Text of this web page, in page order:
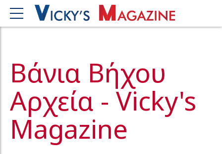
Βάνια Βήχου
Αρχεία - Vicky's
Magazine